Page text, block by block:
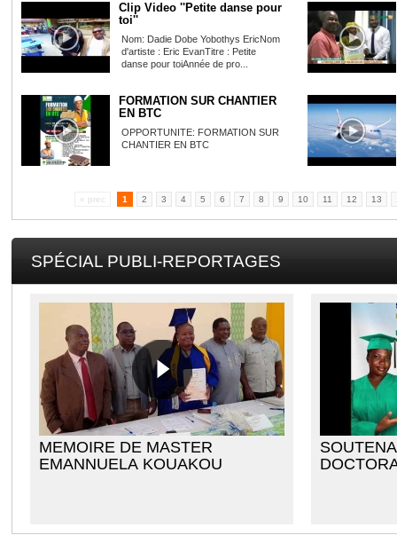
Clip Video ''Petite danse pour
toi''
Nom: Dadie Dobe Yobothys EricNom
d'artiste : Eric EvanTitre : Petite
danse pour toiAnnée de pro...
FORMATION SUR CHANTIER
EN BTC
OPPORTUNITE: FORMATION SUR
CHANTIER EN BTC
« prec 1 2 3 4 5 6 7 8 9 10 11 12 13
SPÉCIAL PUBLI-REPORTAGES
MEMOIRE DE MASTER
EMANNUELA KOUAKOU